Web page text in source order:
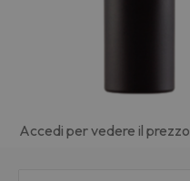
Accedi per vedere il prezzo